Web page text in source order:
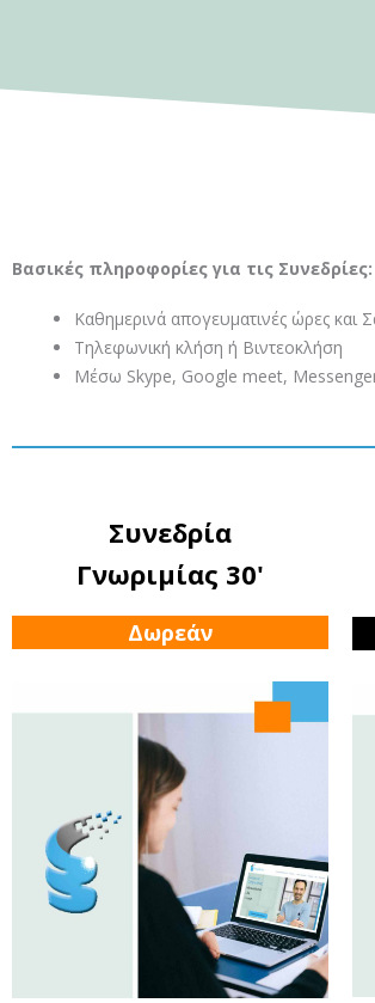
Βασικές πληροφορίες για τις Συνεδρίες:
Καθημερινά απογευματινές ώρες και
Τηλεφωνική κλήση ή Βιντεοκλήση
Μέσω Skype, Google meet,
Συνεδρία
Γνωριμίας 30'
Δωρεάν